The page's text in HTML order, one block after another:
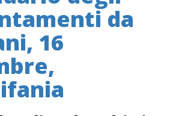
da
16